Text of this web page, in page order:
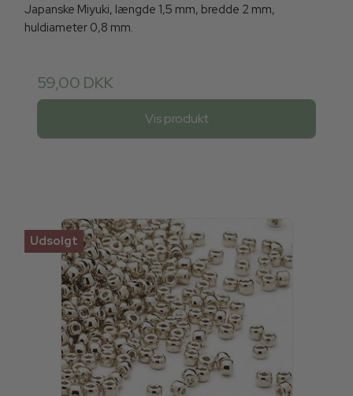
Japanske Miyuki, længde 1,5 mm, bredde 2 mm,
huldiameter 0,8 mm.
59,00 DKK
Vis produkt
Udsolgt